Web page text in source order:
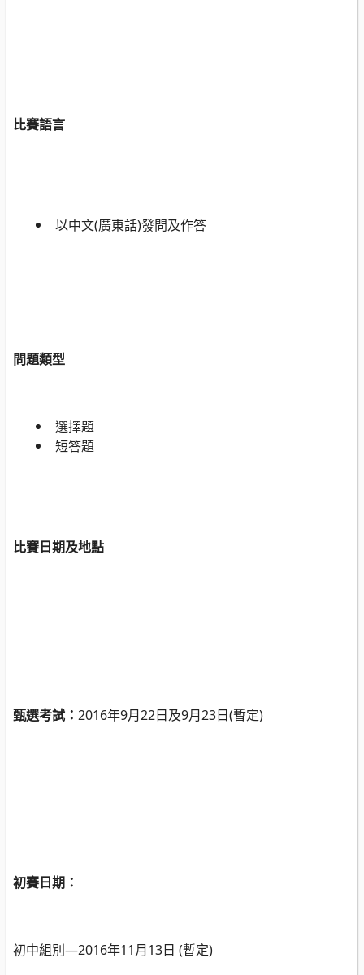
比賽語言
以中文(廣東話)發問及作答
問題類型
選擇題
短答題
比賽日期及地點
甄選考試： 2016年9月22日及9月23日(暫定)
初賽日期：
初中組別—2016年11月13日 (暫定)